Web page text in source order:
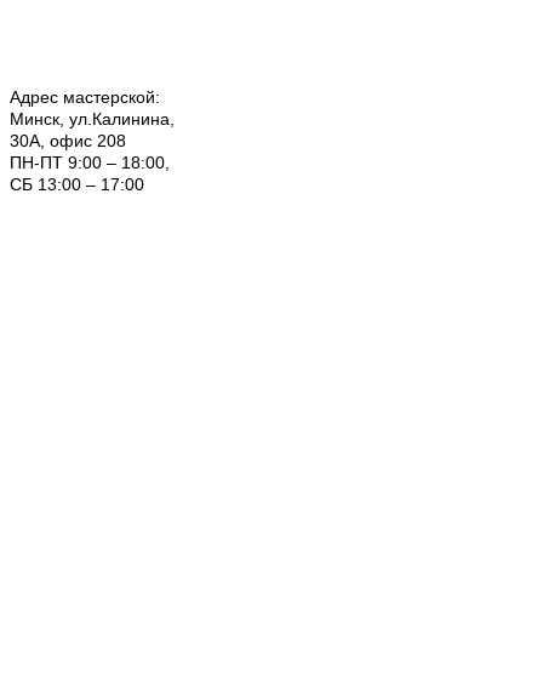
Адрес мастерской:
Минск, ул.Калинина,
30А, офис 208
ПН-ПТ 9:00 – 18:00,
СБ 13:00 – 17:00